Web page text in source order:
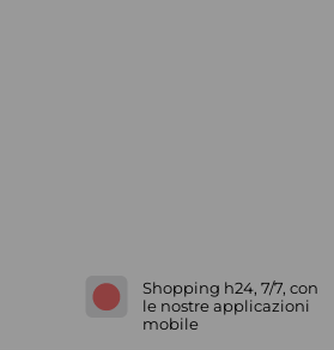
Shopping h24, 7/7, con
le nostre applicazioni
mobile